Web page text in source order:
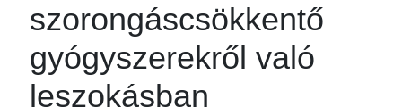
szorongáscsökkentő
gyógyszerekről való
leszokásban